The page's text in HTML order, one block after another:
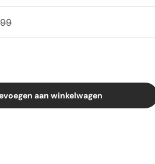
aan winkelwagen